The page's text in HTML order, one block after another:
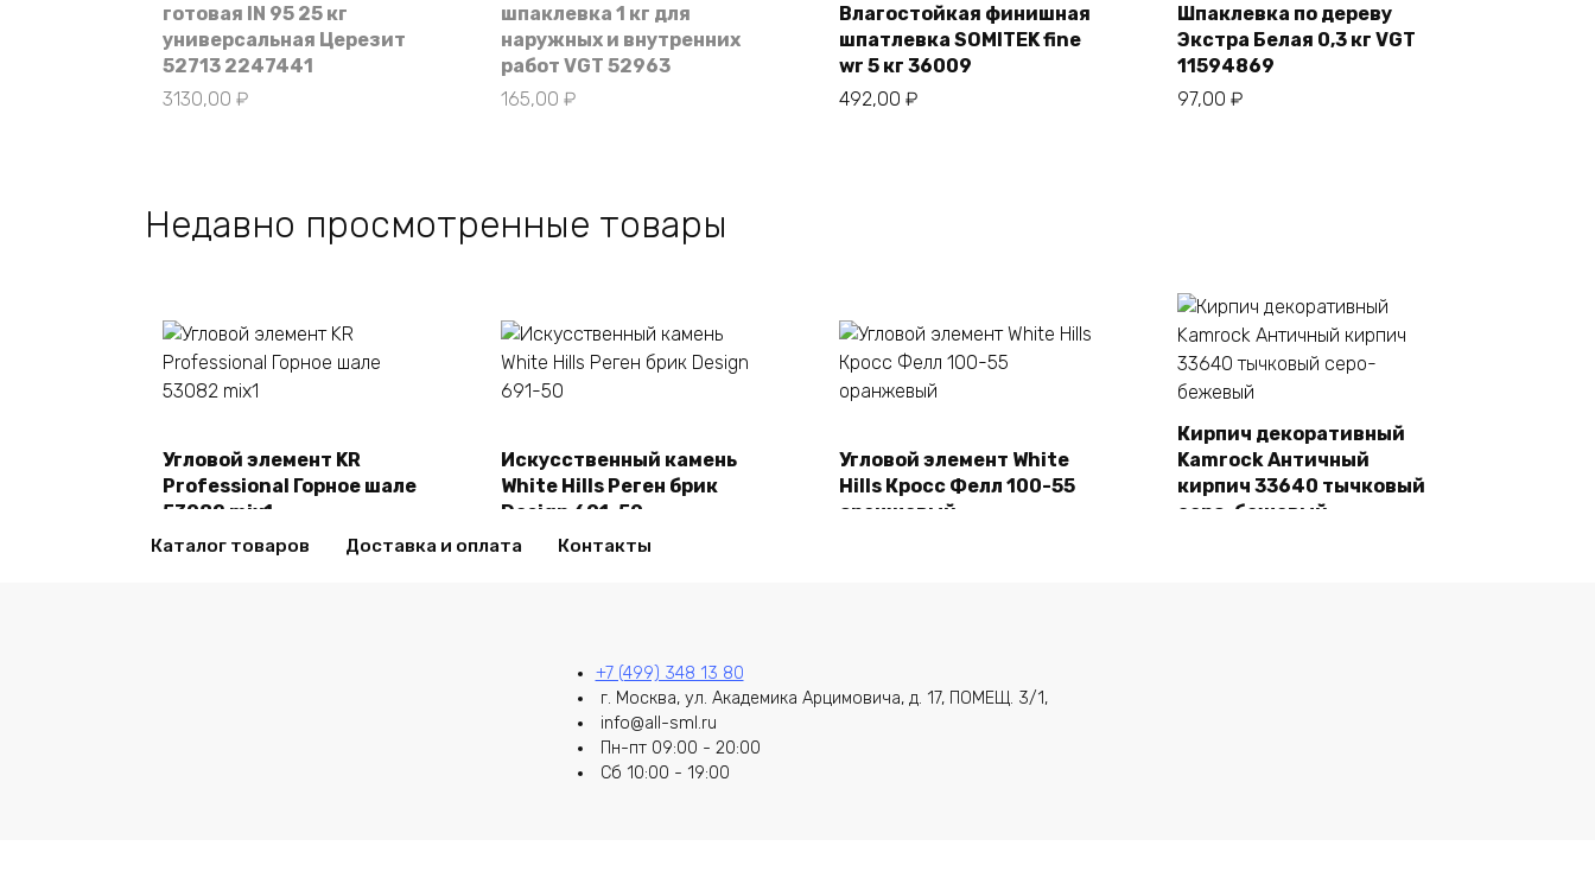
готовая IN 95 25 кг
универсальная Церезит
52713 2247441
3130,00 ₽
шпаклевка 1 кг для
наружных и внутренних
работ VGT 52963
165,00 ₽
В корзину
Влагостойкая финишная
шпатлевка SOMITEK fine
wr 5 кг 36009
492,00 ₽
В корзину
Шпаклевка по дереву
Экстра Белая 0,3 кг VGT
11594869
97,00 ₽
Недавно просмотренные товары
В корзину
Угловой элемент KR
Professional Горное шале
53082 mix1
2470,00₽
В корзину
Искусственный камень
White Hills Реген брик
Design 691-50
2450,00₽
В корзину
Угловой элемент White
Hills Кросс Фелл 100-55
оранжевый
В корзину
Кирпич декоративный
Kamrock Античный
кирпич 33640 тычковый
серо-бежевый
Каталог товаров Доставка и оплата Контакты
+7 (499) 348 13 80
г. Москва, ул. Академика Арцимовича, д. 17, ПОМЕЩ. 3/1,
info@all-sml.ru
Пн-пт 09:00 - 20:00
Сб 10:00 - 19:00